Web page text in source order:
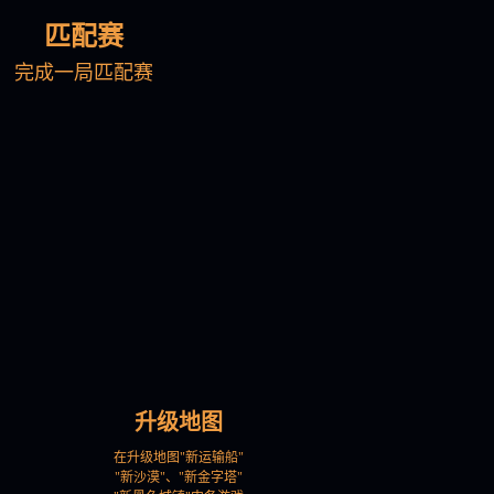
匹配赛
完成一局匹配赛
升级地图
在升级地图"新运输船"
"新沙漠"、"新金字塔"